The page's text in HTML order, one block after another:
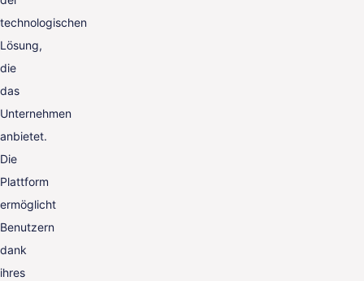
technologischen
Lösung,
die
das
Unternehmen
anbietet.
Die
Plattform
ermöglicht
Benutzern
dank
ihres